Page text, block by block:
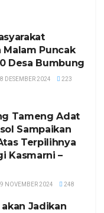
Malam Puncak
Desa Bumbung
DESEMBER 2024 223
Tameng Adat
Sampaikan
Terpilihnya
Kasmarni –
NOVEMBER 2024 248
Jadikan